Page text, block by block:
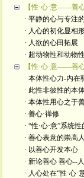
【性·心·意——善心
· 平静的心与专
· 人心的初化显相
· 人欲的心田拓展
· 超动物性和动
【性·心·意——善心
· 本体性心力-内
· 此性非彼性的本
· 本体性用心之于
· 善心·禅修
· “性·心·意”系统
· 善心表意的崇高
· 以善心开发本心
· 新论善心 善心--
· 人心处在“性·心·